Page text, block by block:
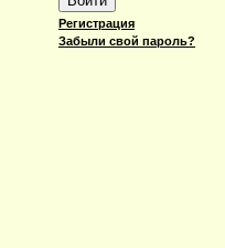
Регистрация
Забыли свой пароль?